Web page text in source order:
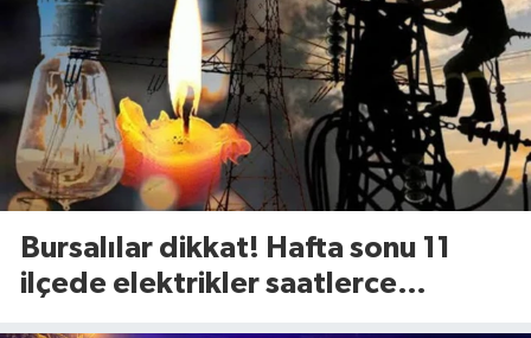
Bursalılar dikkat! Hafta sonu 11
ilçede elektrikler saatlerce